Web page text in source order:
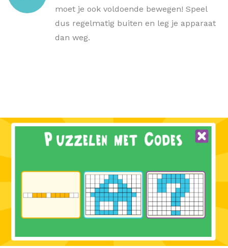
moet je ook voldoende bewegen! Speel
dus regelmatig buiten en leg je apparaat
dan weg.